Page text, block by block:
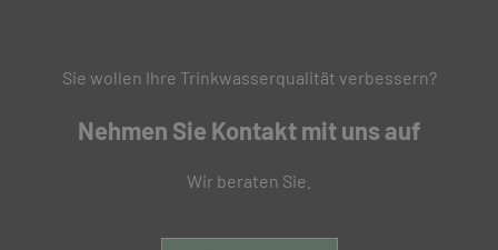
Sie wollen Ihre Trinkwasserqualität verbessern?
Nehmen Sie Kontakt mit uns auf
Wir beraten Sie.